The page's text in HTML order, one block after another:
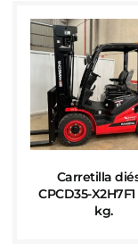
Carretilla
CPCD35-
kg.